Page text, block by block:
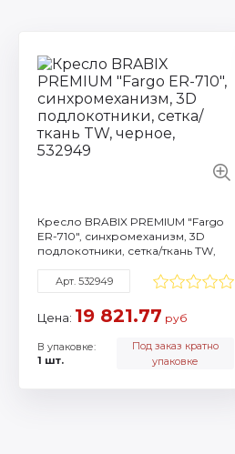
Кресло BRABIX PREMIUM "Fargo
ER-710", синхромеханизм, 3D
подлокотники, сетка/ткань TW,
Арт. 532949
Цена: 19 821.77 руб
В упаковке:
1 шт.
Под заказ кратно
упаковке